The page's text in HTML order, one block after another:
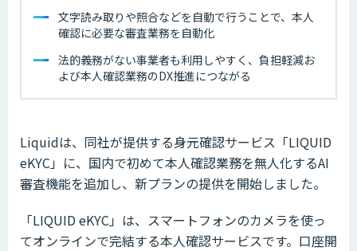
文字読み取りや照合などを自動で行うことで、本人
確認に必要な審査業務を自動化
法的義務がない事業者も利用しやすく、負担軽減お
よび本人確認業務のDX推進につながる
Liquidは、同社が提供する身元確認サービス「LIQUID
eKYC」に、国内で初めて本人確認業務を無人化するAI
審査機能を追加し、新プランの提供を開始しました。
「LIQUID eKYC」は、スマートフォンのカメラを使っ
てオンラインで完結する本人確認サービスです。口座開